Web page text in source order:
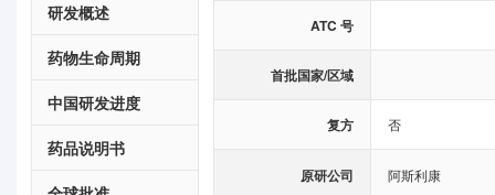
研发概述
药物生命周期
中国研发进度
药品说明书
ATC 号
首批国家/区域
复方 否
原研公司 阿斯利康